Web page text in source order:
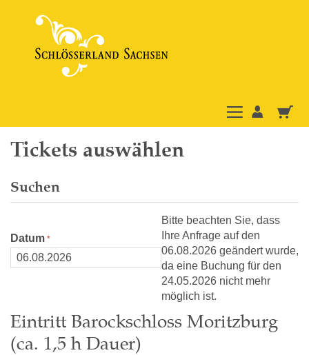
Tickets auswählen
Suchen
Datum
Bitte beachten Sie, dass
Ihre Anfrage auf den
06.08.2026 geändert wurde,
da eine Buchung für den
24.05.2026 nicht mehr
möglich ist.
Eintritt Barockschloss Moritzburg
(ca. 1,5 h Dauer)